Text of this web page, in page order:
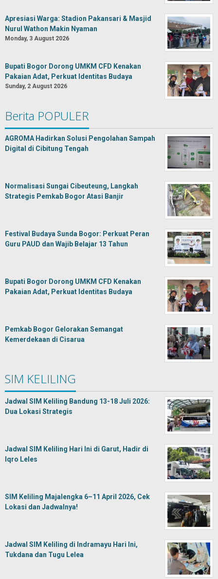
Apresiasi Warga: Stadion Pakansari & Masjid
Nurul Wathon Makin Nyaman
Monday, 3 August 2026
Bupati Bogor Dorong UMKM CFD Kenakan
Pakaian Adat, Perkuat Identitas Budaya
Sunday, 2 August 2026
Berita POPULER
AGROMA Hadirkan Solusi Pengolahan Sampah
Digital di Cibitung Tengah
Normalisasi Sungai Cibeuteung, Langkah
Strategis Pemkab Bogor Atasi Banjir
Festival Budaya Sunda Bogor: Perkuat Peran
Guru PAUD dan Wajib Belajar 13 Tahun
Bupati Bogor Dorong UMKM CFD Kenakan
Pakaian Adat, Perkuat Identitas Budaya
Pemkab Bogor Gelorakan Semangat
Kemerdekaan di Cisarua
SIM KELILING
Jadwal SIM Keliling Bandung 13-18 Juli 2026:
Dua Lokasi Strategis
Jadwal SIM Keliling Hari Ini di Garut, Hadir di
Iqro Leles
SIM Keliling Majalengka 6–11 April 2026, Cek
Lokasi dan Jadwalnya!
Jadwal SIM Keliling di Indramayu Hari Ini,
Tukdana dan Tugu Lelea